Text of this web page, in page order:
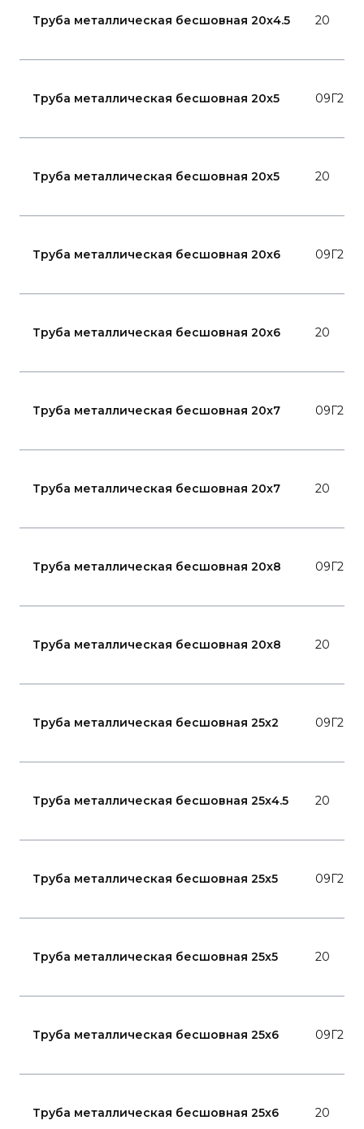
Труба металлическая бесшовная 20x4.5 20
Труба металлическая бесшовная 20x5 09Г2С
Труба металлическая бесшовная 20x5 20
Труба металлическая бесшовная 20x6 09Г2С
Труба металлическая бесшовная 20x6 20
Труба металлическая бесшовная 20x7 09Г2С
Труба металлическая бесшовная 20x7 20
Труба металлическая бесшовная 20x8 09Г2С
Труба металлическая бесшовная 20x8 20
Труба металлическая бесшовная 25x2 09Г2С
Труба металлическая бесшовная 25x4.5 20
Труба металлическая бесшовная 25x5 09Г2С
Труба металлическая бесшовная 25x5 20
Труба металлическая бесшовная 25x6 09Г2С
Труба металлическая бесшовная 25x6 20